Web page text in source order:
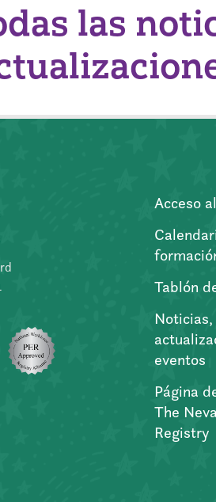
las
Acceso
Tablón
Noticias,
eventos
Página
The
Registry